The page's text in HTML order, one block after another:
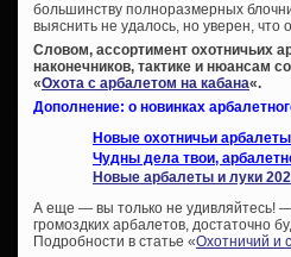
большинству полноразмерных
выяснить не удалось, но уверен, что
Словом, ассортимент охотничьих
наконечников, тактике и нюансам
«Охота с арбалетом на кабана«.
Дополнение: о новинках
Новые охотничьи
Чудны дела твои,
Новые арбалеты и луки
А еще — вы только не удивляйтесь!
громоздких арбалетов, достаточно
Подробности в статье «Охотничий и